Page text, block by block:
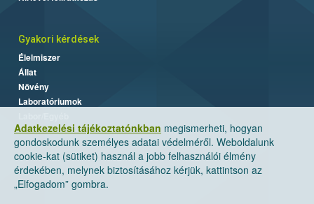
Adatkezelési tájékoztatónkban megismerheti, hogyan
gondoskodunk személyes adatai védelméről. Weboldalunk
cookie-kat (sütiket) használ a jobb felhasználói élmény
érdekében, melynek biztosításához kérjük, kattintson az
„Elfogadom” gombra.
Gyakori kérdések
Élelmiszer
Állat
Növény
Laboratóriumok